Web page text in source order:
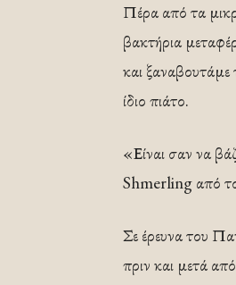
Πέρα από τα
βακτήρια
και
ίδιο πιάτο.
«Είναι σαν να
Shmerling από
Σε έρευνα του
πριν και μετά